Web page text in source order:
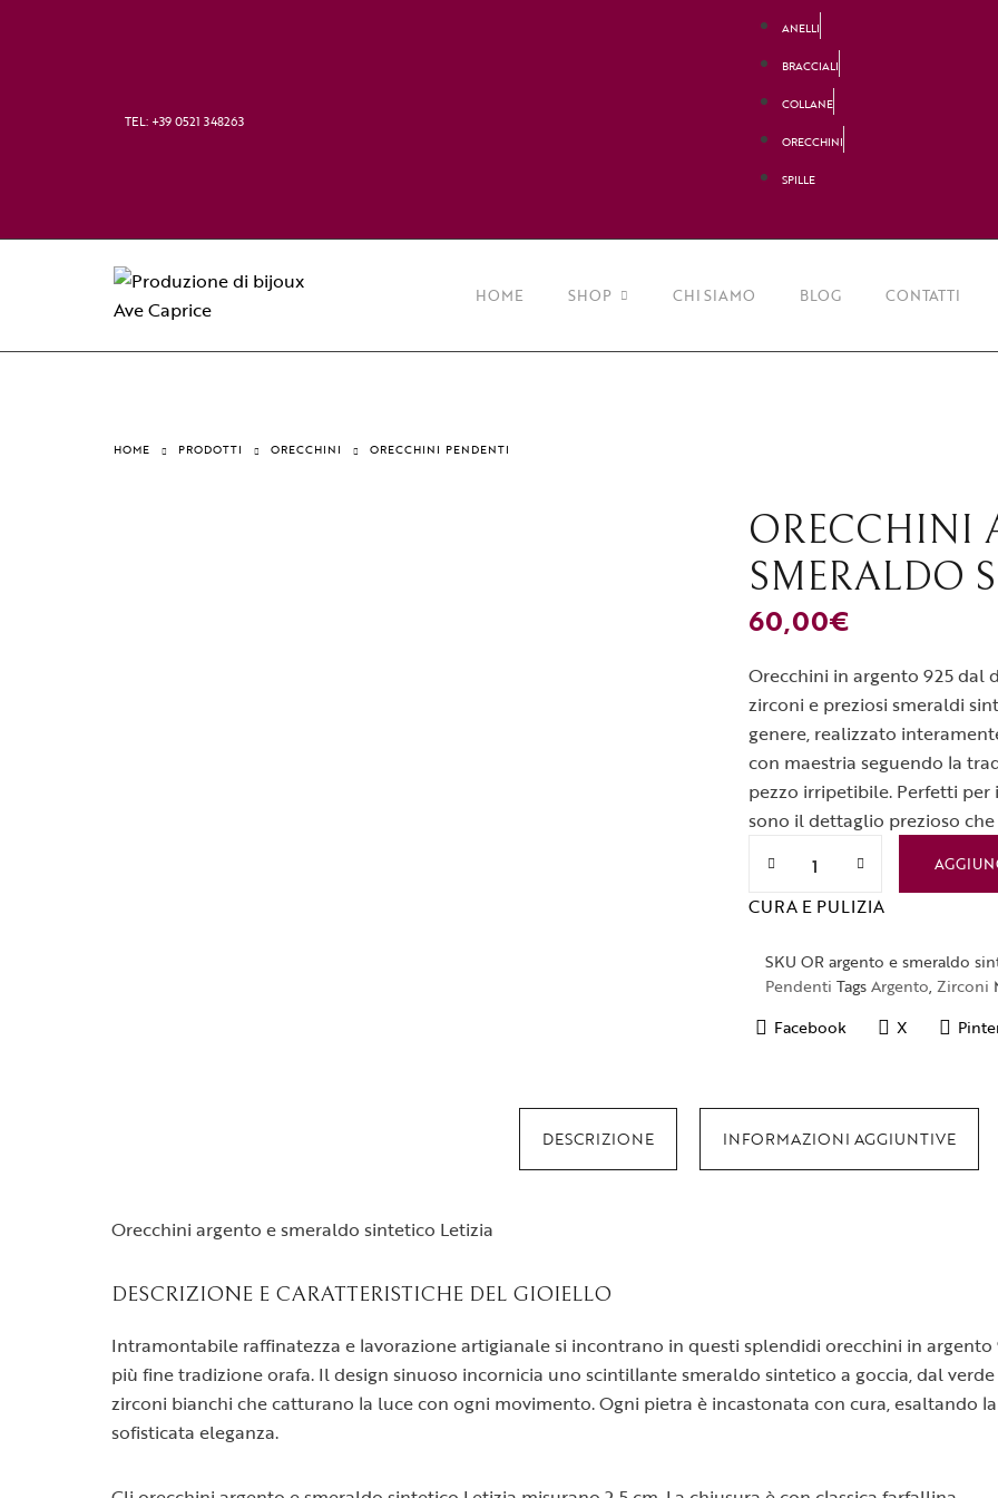
TEL: +39 0521 348263
ANELLI
BRACCIALI
COLLANE
ORECCHINI
SPILLE
HOME SHOP CHI SIAMO BLOG CONTATTI
HOME PRODOTTI ORECCHINI ORECCHINI PENDENTI
ORECCHINI
SMERALDO
60,00€
Orecchini in argento 925 dal
zirconi e preziosi smeraldi
genere, realizzato
con maestria seguendo la
pezzo irripetibile. Perfetti
sono il dettaglio prezioso
CURA E PULIZIA
SKU OR argento e smeraldo
Pendenti TagsArgento, Zirconi
Facebook
X
DESCRIZIONE INFORMAZIONI AGGIUNTIVE
Orecchini argento e smeraldo sintetico Letizia
DESCRIZIONE E CARATTERISTICHE DEL GIOIELLO
Intramontabile raffinatezza e lavorazione artigianale si incontrano in questi splendidi orecchini in
più fine tradizione orafa. Il design sinuoso incornicia uno scintillante smeraldo sintetico a goccia, dal
zirconi bianchi che catturano la luce con ogni movimento. Ogni pietra è incastonata con cura, esaltando
sofisticata eleganza.